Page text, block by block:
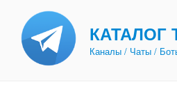
содержимому
КАТАЛОГ
Каналы / Чаты /